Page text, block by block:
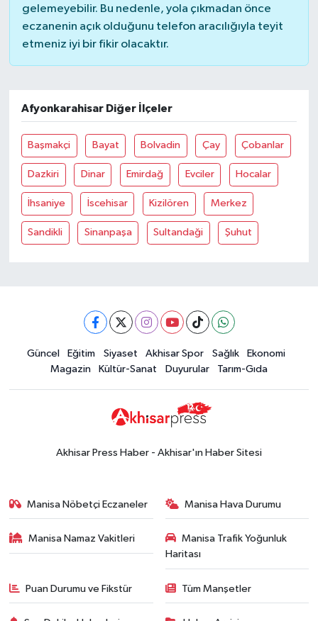
gelemeyebilir. Bu nedenle, yola çıkmadan önce
eczanenin açık olduğunu telefon aracılığıyla teyit
etmeniz iyi bir fikir olacaktır.
Afyonkarahisar Diğer İlçeler
Başmakçi Bayat Bolvadin Çay Çobanlar
Dazkiri Dinar Emirdağ Evciler Hocalar
İhsaniye İscehisar Kizilören Merkez
Sandikli Sinanpaşa Sultandaği Şuhut
Güncel Eğitim Siyaset Akhisar Spor Sağlık
Ekonomi
Magazin
Kültür-Sanat Duyurular Tarım-Gıda
Akhisar Press Haber - Akhisar'ın Haber Sitesi
Manisa Nöbetçi Eczaneler Manisa Hava Durumu
Manisa Namaz Vakitleri
Manisa Trafik Yoğunluk
Haritası
Puan Durumu ve Fikstür Tüm Manşetler